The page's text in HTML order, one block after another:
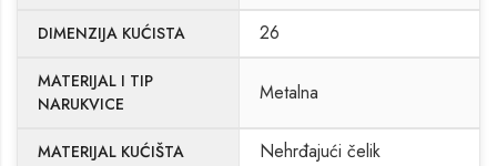
DIMENZIJA KUĆISTA 26
MATERIJAL I TIP
NARUKVICE
Metalna
MATERIJAL KUĆIŠTA Nehrđajući čelik